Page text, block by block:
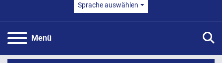
Sprache auswählen
Menü